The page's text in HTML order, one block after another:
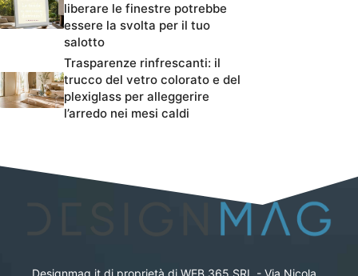
liberare le finestre potrebbe
essere la svolta per il tuo
salotto
Trasparenze rinfrescanti: il
trucco del vetro colorato e del
plexiglass per alleggerire
l’arredo nei mesi caldi
Designmag.it di proprietà di WEB 365 SRL - Via Nicola